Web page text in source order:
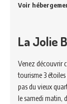
Voir
La Jolie
Venez découvrir
tourisme 3
pas du vieux
le samedi matin,